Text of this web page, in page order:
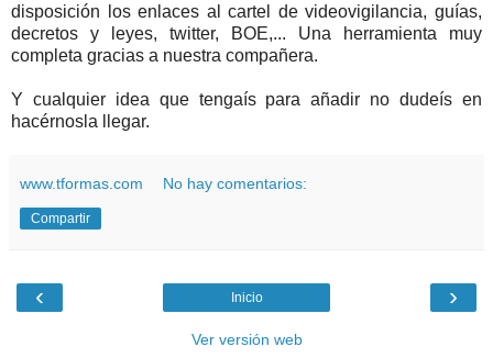
disposición los enlaces al cartel de videovigilancia, guías,
decretos y leyes, twitter, BOE,... Una herramienta muy
completa gracias a nuestra compañera.
Y cualquier idea que tengaís para añadir no dudeís en
hacérnosla llegar.
www.tformas.com No hay comentarios:
Compartir
‹ ›
Inicio
Ver versión web